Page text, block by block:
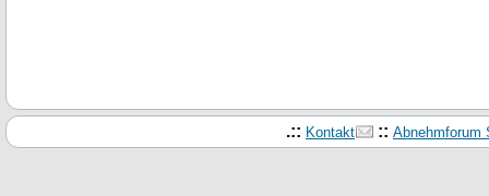
.:: Kontakt :: Abnehmforum